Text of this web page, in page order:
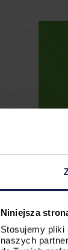
Niniejsza
Stosujemy pliki
naszych